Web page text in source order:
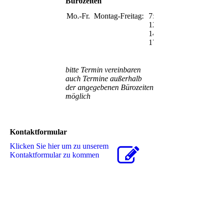
Mo.-Fr. Montag-Freitag:
7:30-
12:00
14:00-
17:00
bitte Termin vereinbaren
auch Termine außerhalb
der angegebenen Bürozeiten
möglich
Kontaktformular
Klicken Sie hier um zu unserem
Kon­takt­for­mu­lar zu kommen